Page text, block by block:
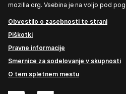
mozilla.org. Vsebina je na voljo pod
Obvestilo o zasebnosti te strani
Piškotki
Pravne informacije
Smernice za sodelovanje v skupnosti
O tem spletnem mestu